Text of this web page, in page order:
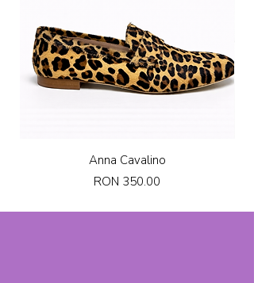
Anna Cavalino
Price
RON 350.00